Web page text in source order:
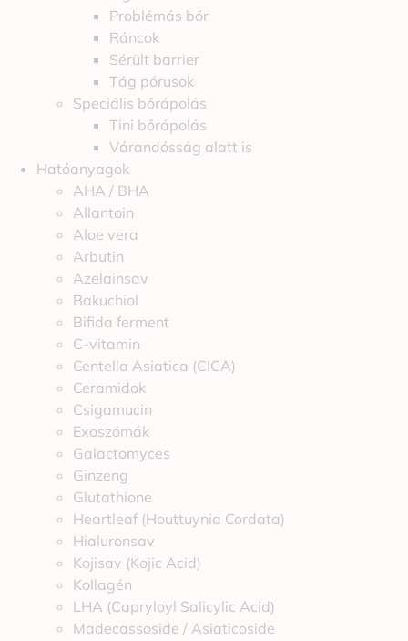
Problémás bőr
Ráncok
Sérült barrier
Tág pórusok
Speciális bőrápolás
Tini bőrápolás
Várandósság alatt is
Hatóanyagok
AHA / BHA
Allantoin
Aloe vera
Arbutin
Azelainsav
Bakuchiol
Bifida ferment
C-vitamin
Centella Asiatica (CICA)
Ceramidok
Csigamucin
Exoszómák
Galactomyces
Ginzeng
Glutathione
Heartleaf (Houttuynia Cordata)
Hialuronsav
Kojisav (Kojic Acid)
Kollagén
LHA (Capryloyl Salicylic Acid)
Madecassoside / Asiaticoside